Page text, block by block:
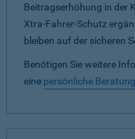
Beitragserhöhung in der
Xtra-Fahrer-Schutz
bleiben auf der sicheren
Benötigen Sie weitere
eine persönliche Beratung